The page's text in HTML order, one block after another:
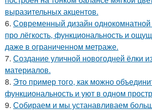
выразительных акцентов.
6. Современный дизайн однокомнатной
про лёгкость, функциональность и
даже в ограниченном метраже.
7. Создание уличной новогодней ёлки
материалов.
8. Это пример того, как можно
функциональность и уют в одном
9. Собираем и мы устанавливаем